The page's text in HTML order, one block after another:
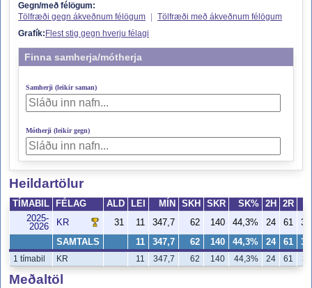
Gegn/með félögum:
Tölfræði gegn ákveðnum félögum
Tölfræði með ákveðnum félögum
Grafík: Flest stig gegn hverju félagi
Finna samherja/mótherja
Samherji (leikir saman)
Mótherji (leikir gegn)
Heildartölur
TÍMABIL FÉLAG ALD LEI MÍN SKH SKR SK% 2H 2R
2025-
2026
KR 31 11 347,7 62 140 44,3% 24 61
SAMTALS 11 347,7 62 140 44,3% 24 61
1 tímabil KR 11 347,7 62 140 44,3% 24 61
Meðaltöl